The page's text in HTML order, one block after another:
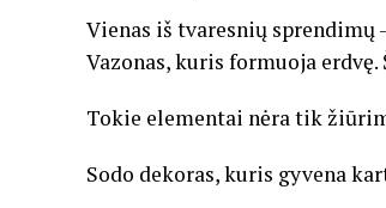
Vienas iš tvaresnių
Vazonas, kuris formuoja
Tokie elementai nėra tik
Sodo dekoras, kuris gyvena